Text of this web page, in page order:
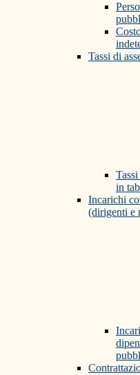
Tassi di
in
Incarichi
(dirigenti e